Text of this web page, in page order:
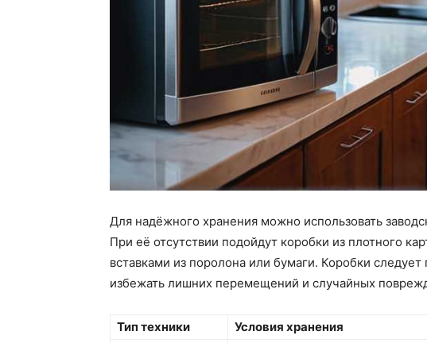
Для надёжного хранения можно использовать
При её отсутствии подойдут коробки из плотного
вставками из поролона или бумаги. Коробки
избежать лишних перемещений и случайных
Тип техники Условия хранения